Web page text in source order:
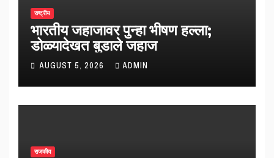
राष्ट्रीय
भारतीय जहाजावर पुन्हा भीषण हल्ला;
डोळ्यादेखत बुडाले जहाज
AUGUST 5, 2026 ADMIN
राजकीय